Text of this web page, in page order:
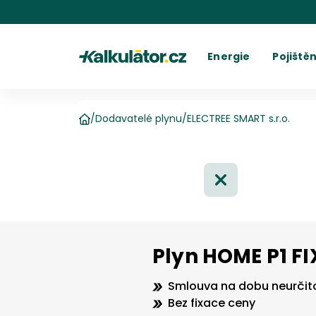
Kalkulátor.cz Energie
Kalkulačka elektřiny
Povinné
Domů
/Dodavatelé plynu/ELECTREE SMART s.r.o.
Plyn HOME P1
Smlouva na dobu
Bez fixace ceny